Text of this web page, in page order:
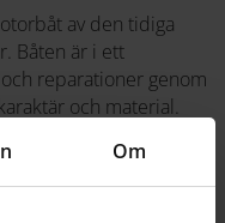
Om
av den tidiga
Båten är i ett
reparationer genom
och material.
Det troliga